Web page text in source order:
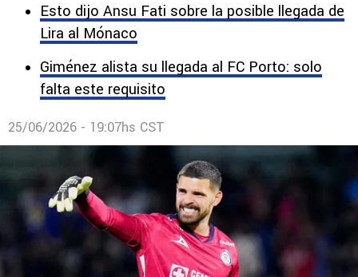
Esto dijo Ansu Fati sobre la posible llegada de
Lira al Mónaco
Giménez alista su llegada al FC Porto: solo
falta este requisito
25/06/2026 - 19:07hs CST